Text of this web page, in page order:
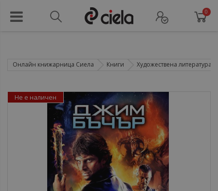
0
Онлайн книжарница Сиела Книги Художествена литература
Не е наличен